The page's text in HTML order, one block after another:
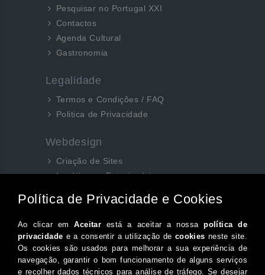
Pesquisar no Portugal XXI
Contactos
Agenda Cultural
Gastronomia
Legalidade
Termos e Condições / FAQ
Politica de Privacidade
Webdesign
Criação de Sites
Logótipos e Estacionários
Siga-nos aqui...
Facebook
Instagram
Twitter